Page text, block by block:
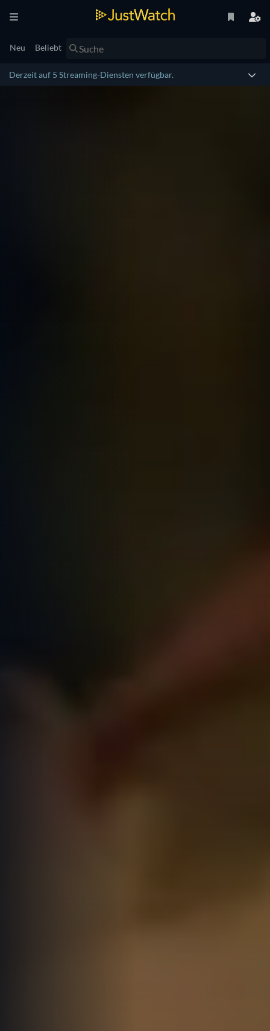
Neu Beliebt
Derzeit auf 5 Streaming-Diensten verfügbar.